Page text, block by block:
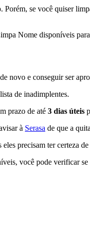
Porém, se você quiser
Nome disponíveis
novo e conseguir ser
de inadimplentes.
prazo de até 3 dias úteis
à Serasa de que a
precisam ter certeza
você pode verificar